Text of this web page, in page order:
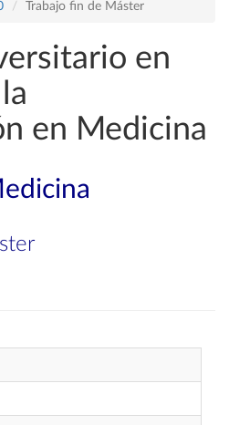
Trabajo fin de Máster
en
en Medicina